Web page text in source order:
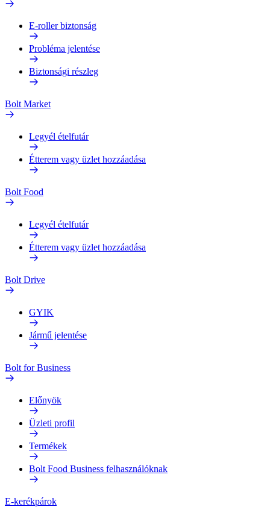
E-roller biztonság
Probléma jelentése
Biztonsági részleg
Bolt Market
Legyél ételfutár
Étterem vagy üzlet hozzáadása
Bolt Food
Legyél ételfutár
Étterem vagy üzlet hozzáadása
Bolt Drive
GYIK
Jármű jelentése
Bolt for Business
Előnyök
Üzleti profil
Termékek
Bolt Food Business felhasználóknak
E-kerékpárok